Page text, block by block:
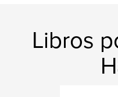
Libros